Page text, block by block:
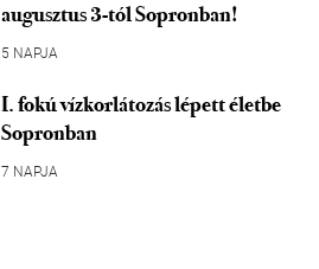
augusztus 3-tól Sopronban!
5 NAPJA
I. fokú vízkorlátozás lépett életbe
Sopronban
7 NAPJA